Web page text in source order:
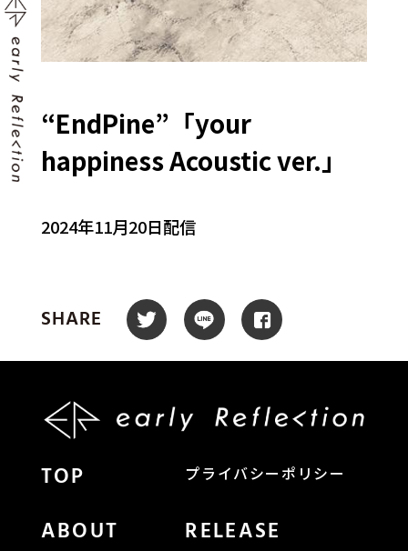
“EndPine”「your
happiness Acoustic ver.」
2024年11月20日配信
SHARE
TOP プライバシーポリシー
ABOUT RELEASE